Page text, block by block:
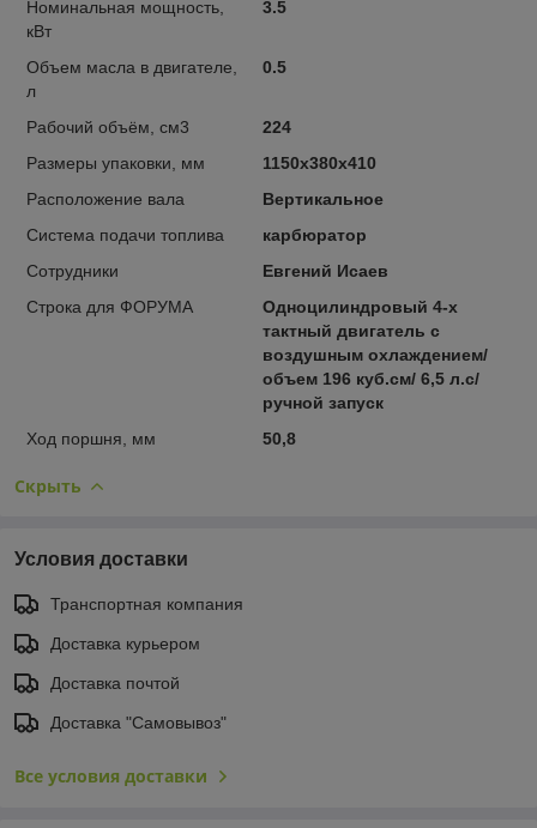
Номинальная мощность,
кВт
3.5
Объем масла в двигателе,
л
0.5
Рабочий объём, см3
224
Размеры упаковки, мм
1150х380х410
Расположение вала
Вертикальное
Система подачи топлива
карбюратор
Сотрудники
Евгений Исаев
Строка для ФОРУМА
Одноцилиндровый 4-х
тактный двигатель с
воздушным охлаждением/
объем 196 куб.см/ 6,5 л.с/
ручной запуск
Ход поршня, мм
50,8
Скрыть
Условия доставки
Транспортная компания
Доставка курьером
Доставка почтой
Доставка "Самовывоз"
Все условия доставки